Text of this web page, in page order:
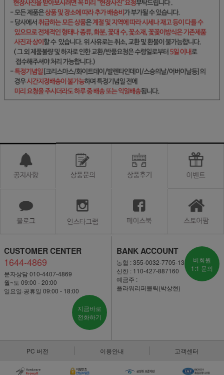
CUSTOMER CENTER
1644-4869
문자상담 010-4407-4869
월~토 09:00 - 20:00
일요일·공휴일 09:00 - 18:00
지금바로
전화하기
BANK ACCOUNT
농협 : 355-0032-7705-13
신한 : 110-427-887160
예금주 :
플라워리퍼블릭(박상현)
비회원
1:1 문의
PC 버전 이용안내 고객센터